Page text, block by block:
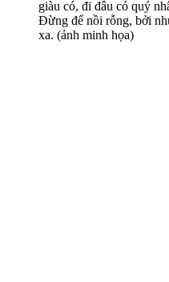
Đừng để nồi rỗng, bởi
xa. (ảnh minh họa)